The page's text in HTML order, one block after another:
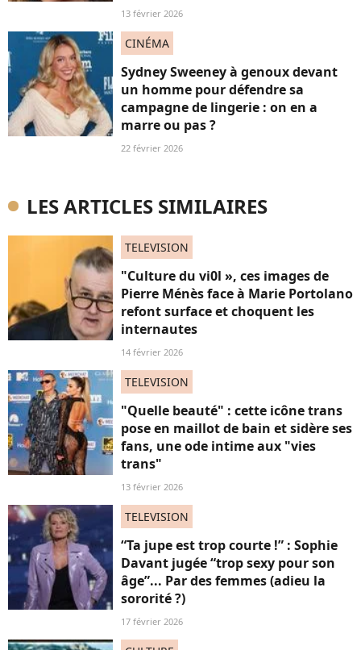
13 février 2026
CINÉMA
Sydney Sweeney à genoux devant
un homme pour défendre sa
campagne de lingerie : on en a
marre ou pas ?
22 février 2026
LES ARTICLES SIMILAIRES
TELEVISION
"Culture du vi0l », ces images de
Pierre Ménès face à Marie Portolano
refont surface et choquent les
internautes
14 février 2026
TELEVISION
"Quelle beauté" : cette icône trans
pose en maillot de bain et sidère ses
fans, une ode intime aux "vies
trans"
13 février 2026
TELEVISION
“Ta jupe est trop courte !” : Sophie
Davant jugée “trop sexy pour son
âge”... Par des femmes (adieu la
sororité ?)
17 février 2026